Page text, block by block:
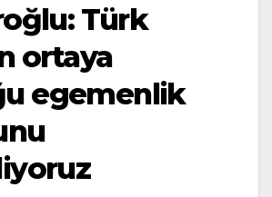
Türk
ortaya
egemenlik